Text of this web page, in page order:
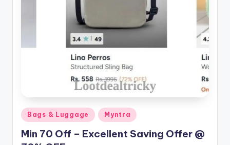
Posted
in
Bags & Luggage Myntra
Min 70 Off – Excellent Saving Offer @